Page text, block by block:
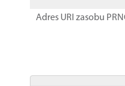
Adres URI zasobu